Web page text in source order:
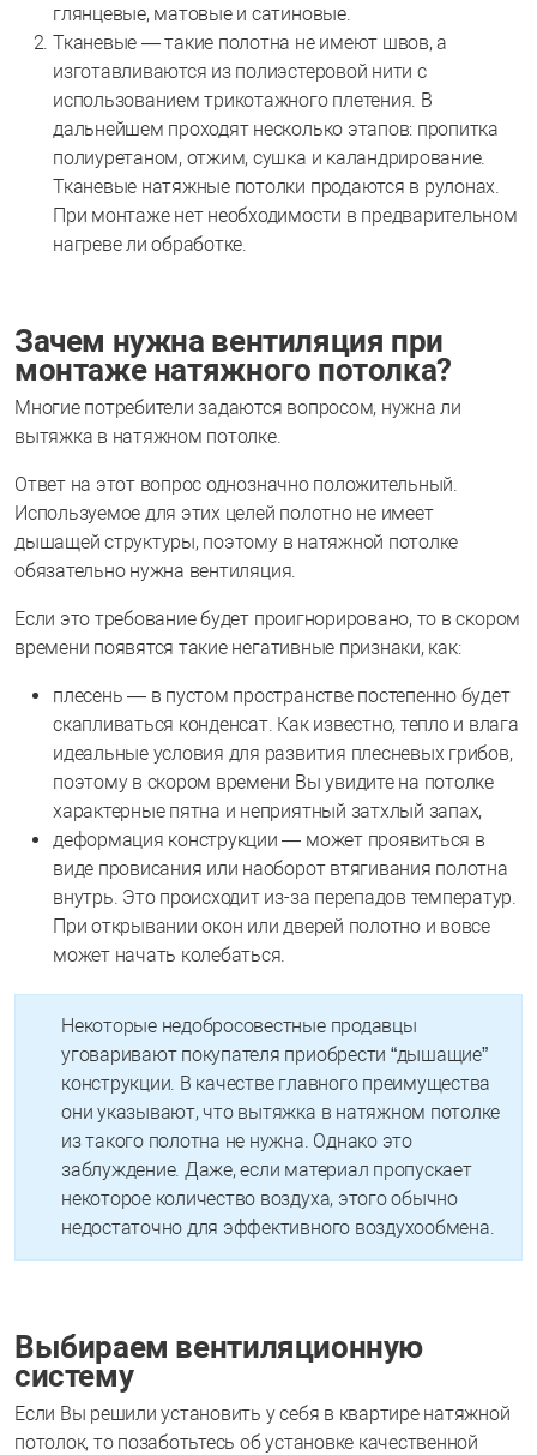
глянцевые, матовые и сатиновые.
Тканевые — такие полотна не имеют швов, а
изготавливаются из полиэстеровой нити с
использованием трикотажного плетения. В
дальнейшем проходят несколько этапов: пропитка
полиуретаном, отжим, сушка и каландрирование.
Тканевые натяжные потолки продаются в рулонах.
При монтаже нет необходимости в предварительном
нагреве ли обработке.
Зачем нужна вентиляция при
монтаже натяжного потолка?
Многие потребители задаются вопросом, нужна ли
вытяжка в натяжном потолке.
Ответ на этот вопрос однозначно положительный.
Используемое для этих целей полотно не имеет
дышащей структуры, поэтому в натяжной потолке
обязательно нужна вентиляция.
Если это требование будет проигнорировано, то в скором
времени появятся такие негативные признаки, как:
плесень — в пустом пространстве постепенно будет
скапливаться конденсат. Как известно, тепло и влага
идеальные условия для развития плесневых грибов,
поэтому в скором времени Вы увидите на потолке
характерные пятна и неприятный затхлый запах,
деформация конструкции — может проявиться в
виде провисания или наоборот втягивания полотна
внутрь. Это происходит из-за перепадов температур.
При открывании окон или дверей полотно и вовсе
может начать колебаться.
Некоторые недобросовестные продавцы
уговаривают покупателя приобрести “дышащие”
конструкции. В качестве главного преимущества
они указывают, что вытяжка в натяжном потолке
из такого полотна не нужна. Однако это
заблуждение. Даже, если материал пропускает
некоторое количество воздуха, этого обычно
недостаточно для эффективного воздухообмена.
Выбираем вентиляционную
систему
Если Вы решили установить у себя в квартире натяжной
потолок, то позаботьтесь об установке качественной